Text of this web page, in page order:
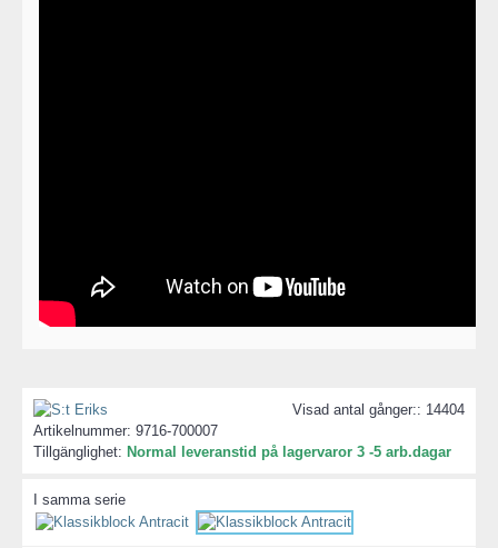
Visad antal gånger:: 14404
Artikelnummer: 9716-700007
Tillgänglighet: Normal leveranstid på lagervaror 3 -5 arb.dagar
I samma serie